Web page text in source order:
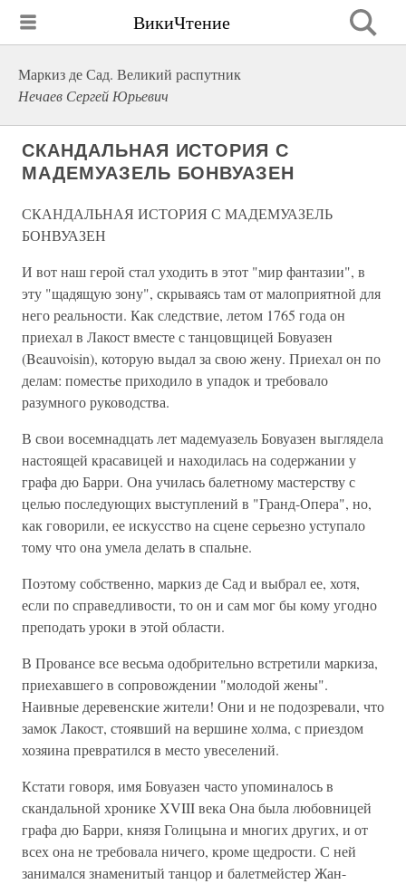
ВикиЧтение
Маркиз де Сад. Великий распутник
Нечаев Сергей Юрьевич
СКАНДАЛЬНАЯ ИСТОРИЯ С
МАДЕМУАЗЕЛЬ БОНВУАЗЕН
СКАНДАЛЬНАЯ ИСТОРИЯ С МАДЕМУАЗЕЛЬ
БОНВУАЗЕН
И вот наш герой стал уходить в этот "мир фантазии", в
эту "щадящую зону", скрываясь там от малоприятной для
него реальности. Как следствие, летом 1765 года он
приехал в Лакост вместе с танцовщицей Бовуазен
(Beauvoisin), которую выдал за свою жену. Приехал он по
делам: поместье приходило в упадок и требовало
разумного руководства.
В свои восемнадцать лет мадемуазель Бовуазен выглядела
настоящей красавицей и находилась на содержании у
графа дю Барри. Она училась балетному мастерству с
целью последующих выступлений в "Гранд-Опера", но,
как говорили, ее искусство на сцене серьезно уступало
тому что она умела делать в спальне.
Поэтому собственно, маркиз де Сад и выбрал ее, хотя,
если по справедливости, то он и сам мог бы кому угодно
преподать уроки в этой области.
В Провансе все весьма одобрительно встретили маркиза,
приехавшего в сопровождении "молодой жены".
Наивные деревенские жители! Они и не подозревали, что
замок Лакост, стоявший на вершине холма, с приездом
хозяина превратился в место увеселений.
Кстати говоря, имя Бовуазен часто упоминалось в
скандальной хронике XVIII века Она была любовницей
графа дю Барри, князя Голицына и многих других, и от
всех она не требовала ничего, кроме щедрости. С ней
занимался знаменитый танцор и балетмейстер Жан-